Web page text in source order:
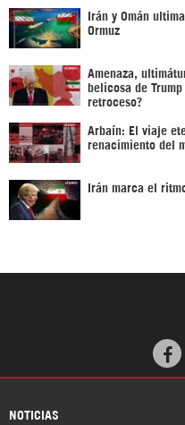
Irán y Omán
Ormuz
Amenaza,
belicosa de
retroceso?
Arbaín: El viaje
renacimiento del
Irán marca el
NOTICIAS